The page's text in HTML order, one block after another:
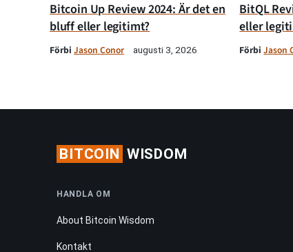
Bitcoin Up Review 2024: Är det en
bluff eller legitimt?
Förbi Jason Conor augusti 3, 2026
BitQL
eller
FörbiJason
BITCOIN WISDOM
HANDLA OM
About Bitcoin Wisdom
Kontakt